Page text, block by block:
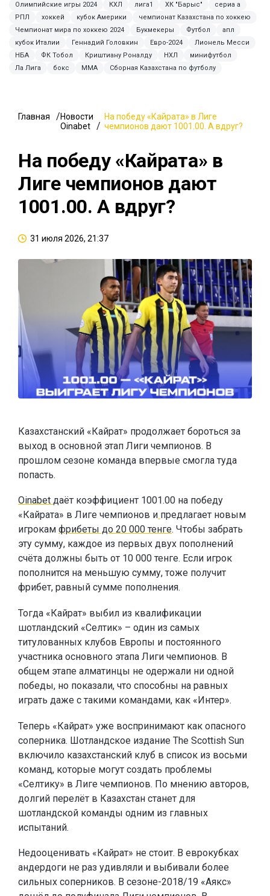
Олимпийские игры 2024
КХЛ лига1 ХК "Барыс"
сериа а
РПЛ
хоккей кубок Америки
чемпионат Казахстана по хоккею
Чемпионат мира по хоккею 2024
Букмекеры Футбол
апл
кубок Италии
Геннадий Головкин Евро-2024
Лионель Месси
НБА
ФК Тобол Криштиану Роналду НХЛ
минифутбол
Ла Лига
бокс ММА Сборная Казахстана по футболу
Главная
Новости
Oinabet
На победу «Кайрата» в Лиге
чемпионов дают 1001.00. А вдруг?
На победу «Кайрата» в
Лиге чемпионов дают
1001.00. А вдруг?
31 июля 2026, 21:37
Казахстанский «Кайрат» продолжает бороться за
выход в основной этап Лиги чемпионов. В
прошлом сезоне команда впервые смогла туда
попасть.
Oinabet даёт коэффициент 1001.00 на победу
«Кайрата» в Лиге чемпионов и предлагает новым
игрокам фрибеты до 20 000 тенге. Чтобы забрать
эту сумму, каждое из первых двух пополнений
счёта должны быть от 10 000 тенге. Если игрок
пополнится на меньшую сумму, тоже получит
фрибет, равный сумме пополнения.
Тогда «Кайрат» выбил из квалификации
шотландский «Селтик» – один из самых
титулованных клубов Европы и постоянного
участника основного этапа Лиги чемпионов. В
общем этапе алматинцы не одержали ни одной
победы, но показали, что способны на равных
играть даже с такими командами, как «Интер».
Теперь «Кайрат» уже воспринимают как опасного
соперника. Шотландское издание The Scottish Sun
включило казахстанский клуб в список из восьми
команд, которые могут создать проблемы
«Селтику» в Лиге чемпионов. По мнению авторов,
долгий перелёт в Казахстан станет для
шотландской команды одним из главных
испытаний.
Недооценивать «Кайрат» не стоит. В еврокубках
андердоги не раз удивляли и выбивали более
сильных соперников. В сезоне-2018/19 «Аякс»